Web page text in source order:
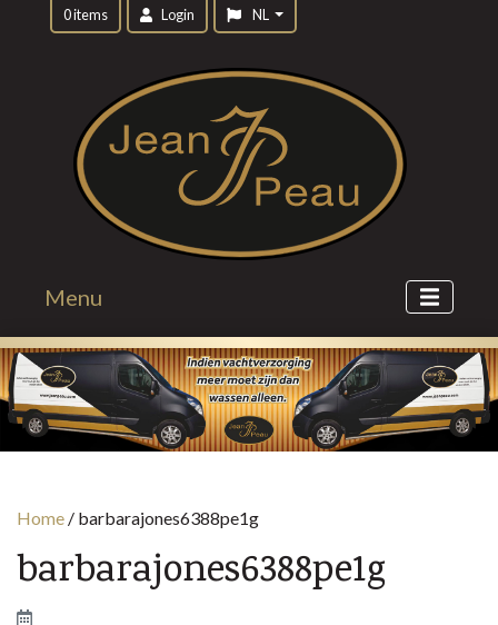
0 items Login NL
Menu
Home / barbarajones6388pe1g
barbarajones6388pe1g